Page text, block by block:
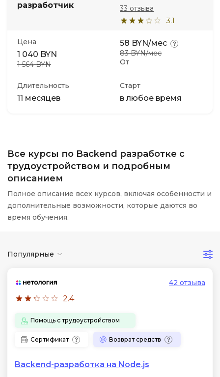
разработчик
3.1
33 отзыва
Цена
1 040 BYN
1 564 BYN От
58 BYN/мес
83 BYN/мес
Длительность
11 месяцев
Старт
в любое время
Все курсы по Backend разработке с
трудоустройством и подробным
описанием
Полное описание всех курсов, включая особенности и
дополнительные возможности, которые даются во
время обучения.
Популярные
2.4
42 отзыва
Помощь с трудоустройством
Сертификат Возврат средств
Backend-разработка на Node.js